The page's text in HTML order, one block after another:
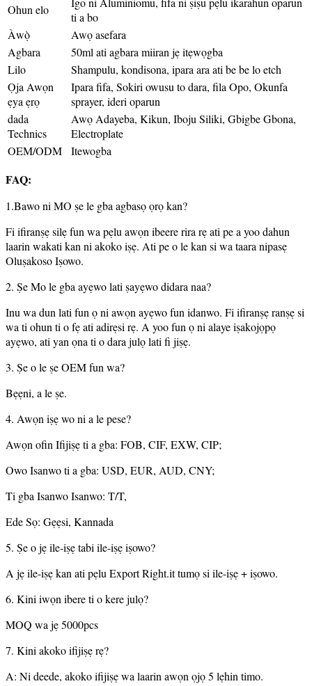
Ohun elo
ti a bo
Àwọ̀
Awọ asefara
Agbara
50ml ati agbara miiran jẹ itẹwọgba
Lilo
Shampulu, kondisona, ipara ara ati be be lo etch
Ọja Awọn
ẹya ẹrọ
Ipara fifa, Sokiri owusu to dara, fila Opo, Okunfa
sprayer, ideri oparun
dada
Technics
Awọ Adayeba, Kikun, Iboju Siliki, Gbigbe Gbona,
Electroplate
OEM/ODM
Itewogba
FAQ:
1.Bawo ni MO ṣe le gba agbasọ ọrọ kan?
Fi ifiranṣẹ silẹ fun wa pẹlu awọn ibeere rira rẹ ati pe a yoo dahun
laarin wakati kan ni akoko iṣẹ. Ati pe o le kan si wa taara nipasẹ
Oluṣakoso Iṣowo.
2. Ṣe Mo le gba ayẹwo lati ṣayẹwo didara naa?
Inu wa dun lati fun ọ ni awọn ayẹwo fun idanwo. Fi ifiranṣẹ ranṣẹ si
wa ti ohun ti o fẹ ati adirẹsi rẹ. A yoo fun ọ ni alaye iṣakojọpọ
ayẹwo, ati yan ọna ti o dara julọ lati fi jiṣẹ.
3. Ṣe o le ṣe OEM fun wa?
Bẹẹni, a le ṣe.
4. Awọn iṣẹ wo ni a le pese?
Awọn ofin Ifijiṣẹ ti a gba: FOB, CIF, EXW, CIP;
Owo Isanwo ti a gba: USD, EUR, AUD, CNY;
Ti gba Isanwo Isanwo: T/T,
Ede Sọ: Gẹẹsi, Kannada
5. Ṣe o jẹ ile-iṣẹ tabi ile-iṣẹ iṣowo?
A jẹ ile-iṣẹ kan ati pẹlu Export Right.it tumọ si ile-iṣẹ + iṣowo.
6. Kini iwọn ibere ti o kere julọ?
MOQ wa jẹ 5000pcs
7. Kini akoko ifijiṣẹ rẹ?
A: Ni deede, akoko ifijiṣẹ wa laarin awọn ọjọ 5 lẹhin timo.